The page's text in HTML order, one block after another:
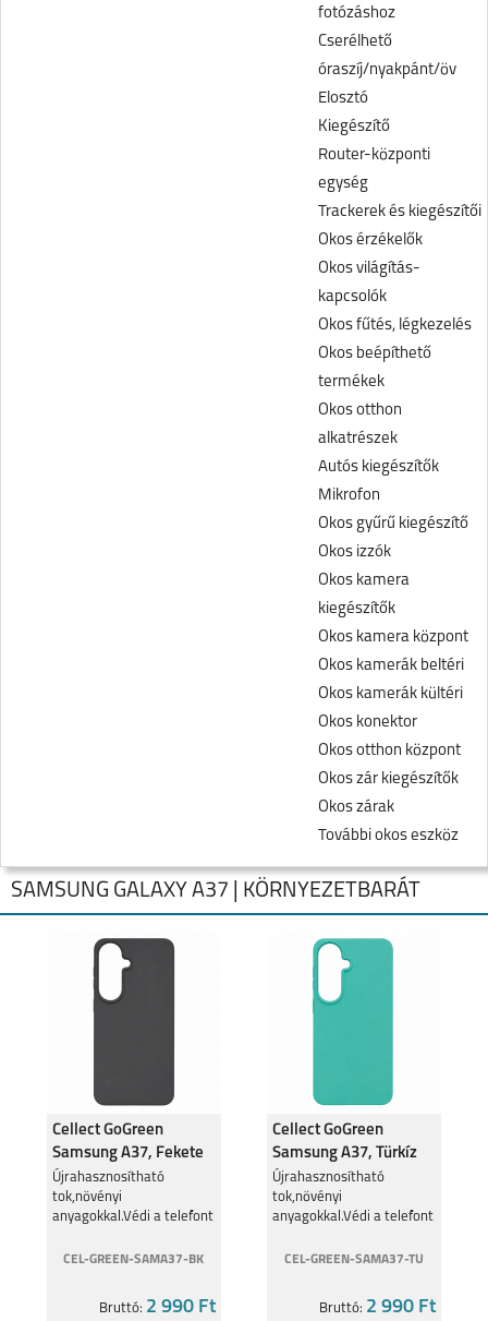
fotózáshoz
Cserélhető
óraszíj/nyakpánt/öv
Elosztó
Kiegészítő
Router-központi
egység
Trackerek és kiegészítői
Okos érzékelők
Okos világítás-
kapcsolók
Okos fűtés, légkezelés
Okos beépíthető
termékek
Okos otthon
alkatrészek
Autós kiegészítők
Mikrofon
Okos gyűrű kiegészítő
Okos izzók
Okos kamera
kiegészítők
Okos kamera központ
Okos kamerák beltéri
Okos kamerák kültéri
Okos konektor
Okos otthon központ
Okos zár kiegészítők
Okos zárak
További okos eszköz
FLIP8
SAMSUNG GALAXY A37 | KÖRNYEZETBARÁT
Cellect GoGreen
Samsung A37, Fekete
Újrahasznosítható
tok,növényi
anyagokkal.Védi a telefont
CEL-GREEN-SAMA37-BK
Bruttó: 2 990 Ft
Cellect GoGreen
Samsung A37, Türkíz
Újrahasznosítható
tok,növényi
anyagokkal.Védi a telefont
CEL-GREEN-SAMA37-TU
Bruttó: 2 990 Ft